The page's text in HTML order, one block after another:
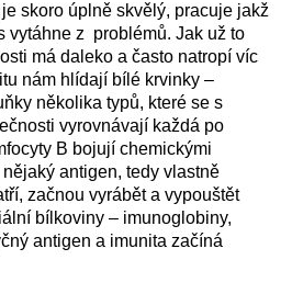
skoro úplně skvělý, pracuje jakž
vytáhne z problémů. Jak už to
má daleko a často natropí víc
nám hlídají bílé krvinky –
několika typů, které se s
vyrovnávají každá po
B bojují chemickými
antigen, tedy vlastně
začnou vyrábět a vypouštět
bílkoviny – imunoglobiny,
antigen a imunita začíná